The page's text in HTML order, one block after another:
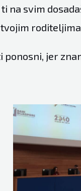
na svim
jer